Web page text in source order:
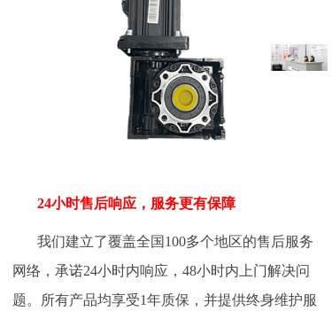
24小时售后响应，服务更有保障
我们建立了覆盖全国100多个地区的售后服务
网络，承诺24小时内响应，48小时内上门解决问
题。所有产品均享受1年质保，并提供终身维护服